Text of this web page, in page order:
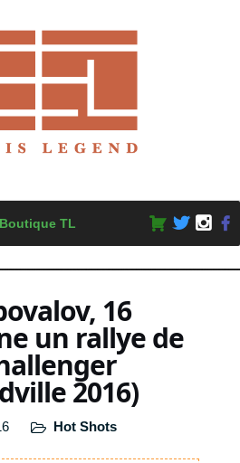
Boutique TL
16
un rallye de
2016)
Hot Shots